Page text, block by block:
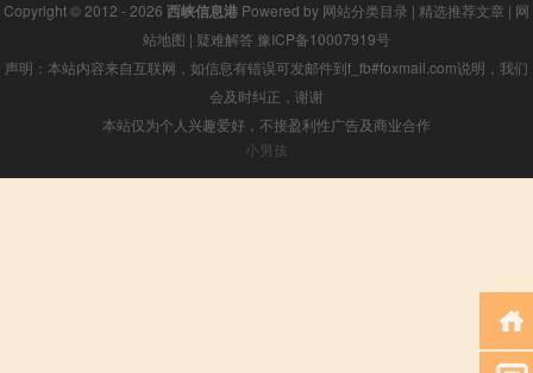
Copyright © 2012 - 2026 西峡信息港 Powered by 网站分类目录 | 精选推荐文章 | 网
站地图 | 疑难解答 豫ICP备10007919号
声明：本站内容来自互联网，如信息有错误可发邮件到f_fb#foxmail.com说明，我们
会及时纠正，谢谢
本站仅为个人兴趣爱好，不接盈利性广告及商业合作
小男孩